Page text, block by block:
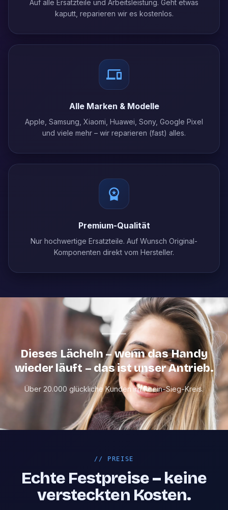
Auf alle Ersatzteile und Arbeitsleistung. Geht etwas
kaputt, reparieren wir es kostenlos.
Alle Marken & Modelle
Apple, Samsung, Xiaomi, Huawei, Sony, Google Pixel
und viele mehr – wir reparieren (fast) alles.
Premium-Qualität
Nur hochwertige Ersatzteile. Auf Wunsch Original-
Komponenten direkt vom Hersteller.
Dieses Lächeln – wenn das Handy
wieder läuft – das ist unser Antrieb.
Über 20.000 glückliche Kunden im Rhein-Sieg-Kreis.
// PREISE
Echte Festpreise – keine
versteckten Kosten.